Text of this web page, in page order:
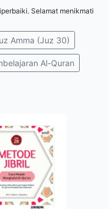
Selamat menikmati
Amma (Juz 30)
Al-Quran